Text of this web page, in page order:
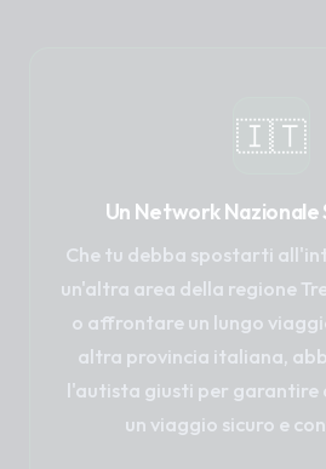
🇮🇹
Un Network
Che tu debba spostarti
un'altra area della regione
o affrontare un lungo
altra provincia italiana,
l'autista giusti per garantire
un viaggio sicuro e